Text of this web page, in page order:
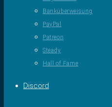
Banküberweisung
PayPal
Patreon
Steady
Hall of Fame
Discord